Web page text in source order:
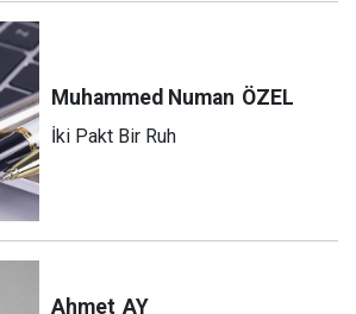
Muhammed Numan ÖZEL
İki Pakt Bir Ruh
Ahmet AY